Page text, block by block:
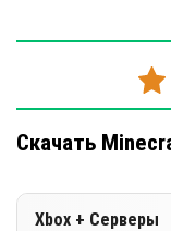
Улучшена
Наслаждайтесь
предлагает
Скачать
Xbox + Серверы